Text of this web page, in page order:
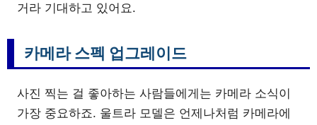
거라 기대하고 있어요.
카메라 스펙 업그레이드
사진 찍는 걸 좋아하는 사람들에게는 카메라 소식이
가장 중요하죠. 울트라 모델은 언제나처럼 카메라에